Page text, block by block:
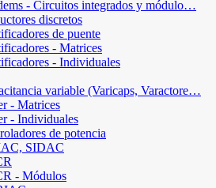
- Circuitos integrados y módulo…
discretos
de puente
- Matrices
- Individuales
variable (Varicaps, Varactore…
- Matrices
- Individuales
de potencia
SIDAC
- Módulos